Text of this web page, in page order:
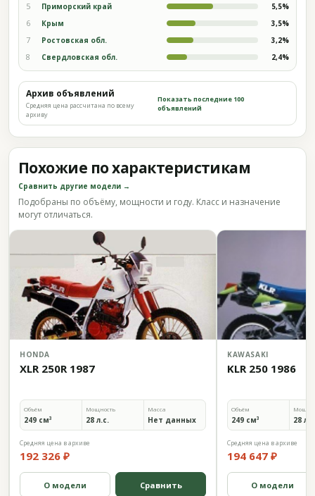
5 Приморский край 5,5%
6 Крым 3,5%
7 Ростовская обл. 3,2%
8 Свердловская обл. 2,4%
Архив объявлений
Средняя цена рассчитана по всему
архиву
Показать последние 100
объявлений
Похожие по характеристикам
Сравнить другие модели →
Подобраны по объёму, мощности и году. Класс и назначение
могут отличаться.
HONDA
XLR 250R 1987
Объём
249 см³
Мощность
28 л.с.
Масса
Нет данных
Средняя цена в архиве
192 326 ₽
О модели Сравнить
KAWASAKI
KLR 250 1986
Объём
249 см³ 28
Средняя цена в архиве
194 647 ₽
О модели